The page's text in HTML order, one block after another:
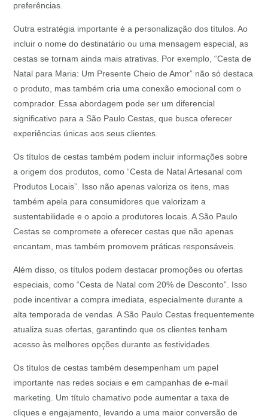
preferências.
Outra estratégia importante é a personalização dos títulos. Ao
incluir o nome do destinatário ou uma mensagem especial, as
cestas se tornam ainda mais atrativas. Por exemplo, “Cesta de
Natal para Maria: Um Presente Cheio de Amor” não só destaca
o produto, mas também cria uma conexão emocional com o
comprador. Essa abordagem pode ser um diferencial
significativo para a São Paulo Cestas, que busca oferecer
experiências únicas aos seus clientes.
Os títulos de cestas também podem incluir informações sobre
a origem dos produtos, como “Cesta de Natal Artesanal com
Produtos Locais”. Isso não apenas valoriza os itens, mas
também apela para consumidores que valorizam a
sustentabilidade e o apoio a produtores locais. A São Paulo
Cestas se compromete a oferecer cestas que não apenas
encantam, mas também promovem práticas responsáveis.
Além disso, os títulos podem destacar promoções ou ofertas
especiais, como “Cesta de Natal com 20% de Desconto”. Isso
pode incentivar a compra imediata, especialmente durante a
alta temporada de vendas. A São Paulo Cestas frequentemente
atualiza suas ofertas, garantindo que os clientes tenham
acesso às melhores opções durante as festividades.
Os títulos de cestas também desempenham um papel
importante nas redes sociais e em campanhas de e-mail
marketing. Um título chamativo pode aumentar a taxa de
cliques e engajamento, levando a uma maior conversão de